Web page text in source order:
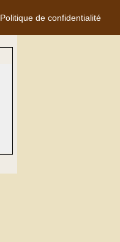
Politique de confidentialité